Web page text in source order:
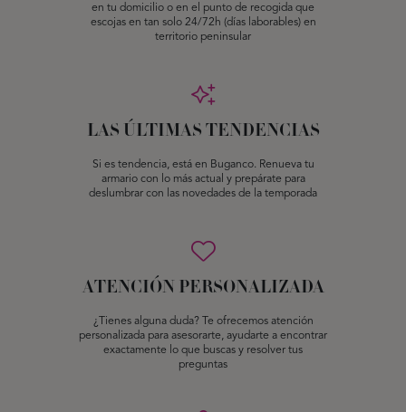
en tu domicilio o en el punto de recogida que
escojas en tan solo 24/72h (días laborables) en
territorio peninsular
LAS ÚLTIMAS TENDENCIAS
Si es tendencia, está en Buganco. Renueva tu
armario con lo más actual y prepárate para
deslumbrar con las novedades de la temporada
ATENCIÓN PERSONALIZADA
¿Tienes alguna duda? Te ofrecemos atención
personalizada para asesorarte, ayudarte a encontrar
exactamente lo que buscas y resolver tus
preguntas